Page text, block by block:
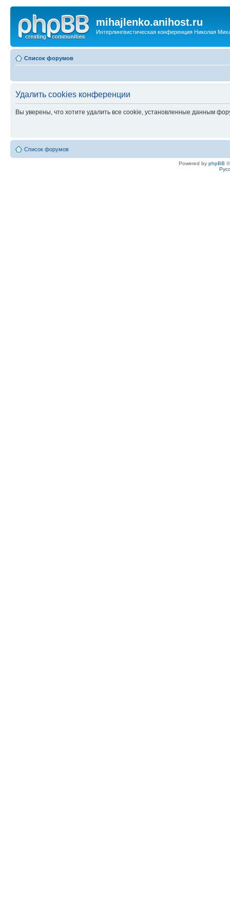
mihajlenko.anihost.ru
Интерлингвистическая конференция Николая
Список форумов
Удалить cookies конференции
Вы уверены, что хотите удалить все cookie, установленные данным
Список форумов
Powered by phpBB